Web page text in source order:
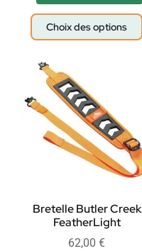
Choix des options
Bretelle Butler Creek
FeatherLight
62,00 €